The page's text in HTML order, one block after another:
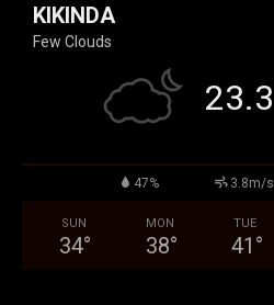
KIKINDA
Few Clouds
23.3
47% 3.8m/s
SUN
34°
MON
38°
TUE
41 °